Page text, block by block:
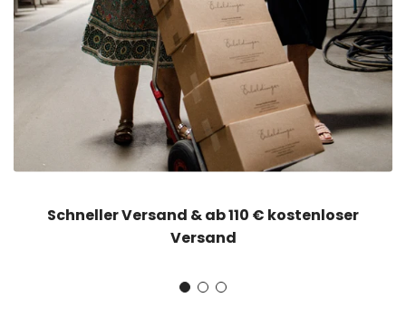
Schneller Versand & ab 110 € kostenloser
Versand